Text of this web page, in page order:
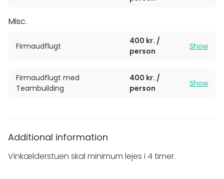
Vinkælderstuen en populær ramme for mindre
selskaber og erhvervsarrangementer, der ønsker
noget ud over det sædvanlige. Lokalet kan
skræddersys til alt fra intime bryllupsreceptioner til
strategiske møder, hvor den uforstyrrede og
base. At træde ind i Vinkælderstuen er som at træde
ind i en anden verden, hvor tidens gang dikteres af
Misc.
Firmaudflugt
400 kr. /
person
Show
Firmaudflugt med
Teambuilding
400 kr. /
person
Show
Additional information
Vinkælderstuen skal minimum lejes i 4 timer.